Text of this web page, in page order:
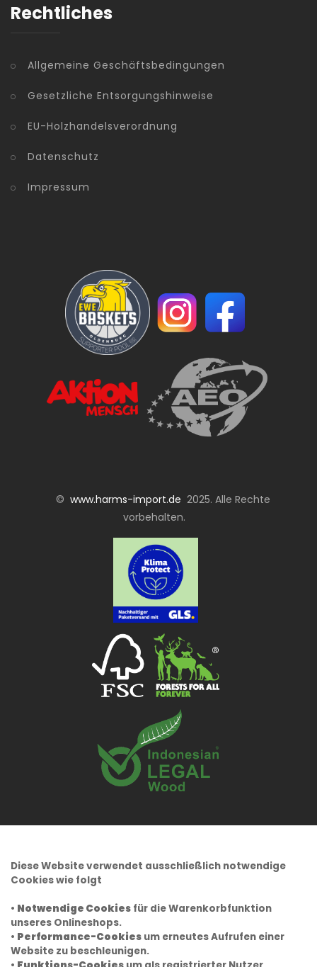
Rechtliches
Allgemeine Geschäftsbedingungen
Gesetzliche Entsorgungshinweise
EU-Holzhandelsverordnung
Datenschutz
Impressum
© www.harms-import.de 2025. Alle Rechte
vorbehalten.
Diese Website verwendet ausschließlich notwendige
Cookies wie folgt
• Notwendige Cookies für die Warenkorbfunktion
unseres Onlineshops.
• Performance-Cookies um erneutes Aufrufen einer
Website zu beschleunigen.